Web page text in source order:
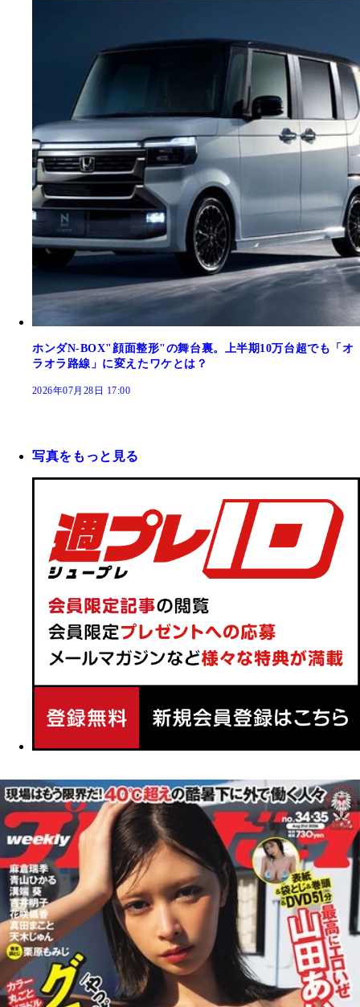
ホンダN-BOX"顔面整形"の舞台裏。上半期10万台超でも「オ
ラオラ路線」に変えたワケとは？
2026年07月28日 17:00
写真をもっと見る